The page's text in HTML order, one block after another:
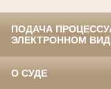
ПОДАЧА
ЭЛЕКТРОННОМ
О СУДЕ